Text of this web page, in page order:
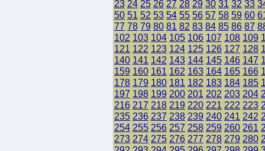
23 24 25 26 27 28 29 30 31 32 33
50 51 52 53 54 55 56 57 58 59 60
77 78 79 80 81 82 83 84 85 86 87
102 103 104 105 106 107 108 109
121 122 123 124 125 126 127 128
140 141 142 143 144 145 146 147
159 160 161 162 163 164 165 166
178 179 180 181 182 183 184 185
197 198 199 200 201 202 203 204
216 217 218 219 220 221 222 223
235 236 237 238 239 240 241 242
254 255 256 257 258 259 260 261
273 274 275 276 277 278 279 280